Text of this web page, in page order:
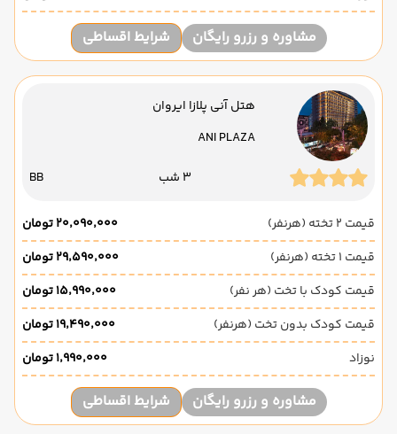
مشاوره و رزرو رایگان شرایط اقساطی
هتل آنی پلازا ایروان
ANI PLAZA
3 شب BB
قیمت 2 تخته (هرنفر)
۲۰٬۰۹۰٬۰۰۰ تومان
قیمت 1 تخته (هرنفر)
۲۹٬۵۹۰٬۰۰۰ تومان
قیمت کودک با تخت (هر نفر)
۱۵٬۹۹۰٬۰۰۰ تومان
قیمت کودک بدون تخت (هرنفر)
۱۹٬۴۹۰٬۰۰۰ تومان
نوزاد
۱٬۹۹۰٬۰۰۰ تومان
مشاوره و رزرو رایگان شرایط اقساطی